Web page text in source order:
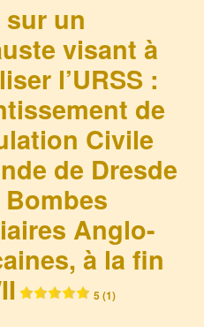
un
visant à
l’URSS :
de
Civile
de Dresde
Anglo-
à la fin
5 (1)